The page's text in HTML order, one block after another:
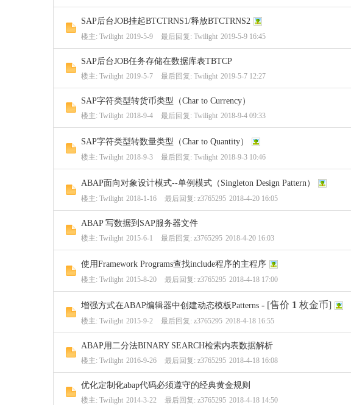
SAP后台JOB挂起BTCTRNS1/释放BTCTRNS2
楼主: Twilight 2019-5-9 最后回复: Twilight 2019-5-9 16:45
SAP后台JOB任务存储在数据库表TBTCP
楼主: Twilight 2019-5-7 最后回复: Twilight 2019-5-7 12:27
SAP字符类型转货币类型（Char to Currency）
楼主: Twilight 2018-9-4 最后回复: Twilight 2018-9-4 09:33
SAP字符类型转数量类型（Char to Quantity）
楼主: Twilight 2018-9-3 最后回复: Twilight 2018-9-3 10:46
ABAP面向对象设计模式--单例模式（Singleton Design Pattern）
楼主: Twilight 2018-1-16 最后回复: z3765295 2018-4-20 16:05
ABAP 写数据到SAP服务器文件
楼主: Twilight 2015-6-1 最后回复: z3765295 2018-4-20 16:03
使用Framework Programs查找include程序的主程序
楼主: Twilight 2015-8-20 最后回复: z3765295 2018-4-18 17:00
增强方式在ABAP编辑器中创建动态模板Patterns - [售价 1 枚金币]
楼主: Twilight 2015-9-2 最后回复: z3765295 2018-4-18 16:55
ABAP用二分法BINARY SEARCH检索内表数据解析
楼主: Twilight 2016-9-26 最后回复: z3765295 2018-4-18 16:08
优化定制化abap代码必须遵守的经典黄金规则
楼主: Twilight 2014-3-22 最后回复: z3765295 2018-4-18 14:50